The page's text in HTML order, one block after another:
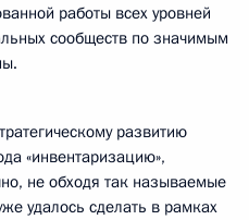
работы всех уровней
сообществ по значимым
развитию
«инвентаризацию»,
не обходя так называемые
удалось сделать в рамках